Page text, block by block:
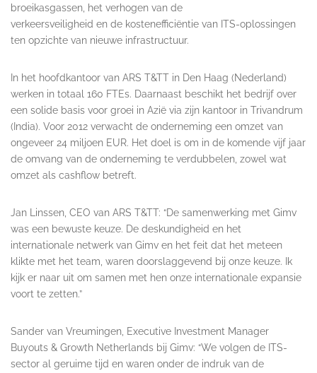
broeikasgassen, het verhogen van de
verkeersveiligheid en de kostenefficiëntie van ITS-oplossingen
ten opzichte van nieuwe infrastructuur.
In het hoofdkantoor van ARS T&TT in Den Haag (Nederland)
werken in totaal 160 FTEs. Daarnaast beschikt het bedrijf over
een solide basis voor groei in Azië via zijn kantoor in Trivandrum
(India). Voor 2012 verwacht de onderneming een omzet van
ongeveer 24 miljoen EUR. Het doel is om in de komende vijf jaar
de omvang van de onderneming te verdubbelen, zowel wat
omzet als cashflow betreft.
Jan Linssen, CEO van ARS T&TT: “De samenwerking met Gimv
was een bewuste keuze. De deskundigheid en het
internationale netwerk van Gimv en het feit dat het meteen
klikte met het team, waren doorslaggevend bij onze keuze. Ik
kijk er naar uit om samen met hen onze internationale expansie
voort te zetten.”
Sander van Vreumingen, Executive Investment Manager
Buyouts & Growth Netherlands bij Gimv: “We volgen de ITS-
sector al geruime tijd en waren onder de indruk van de